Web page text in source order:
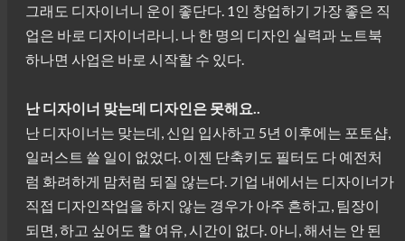
그래도 디자이너니 운이 좋단다. 1인 창업하기 가장 좋은 직
업은 바로 디자이너라니. 나 한 명의 디자인 실력과 노트북
하나면 사업은 바로 시작할 수 있다.
난 디자이너 맞는데 디자인은 못해요..
난 디자이너는 맞는데, 신입 입사하고 5년 이후에는 포토샵,
일러스트 쓸 일이 없었다. 이젠 단축키도 필터도 다 예전처
럼 화려하게 맘처럼 되질 않는다. 기업 내에서는 디자이너가
직접 디자인작업을 하지 않는 경우가 아주 흔하고, 팀장이
되면, 하고 싶어도 할 여유, 시간이 없다. 아니, 해서는 안 된